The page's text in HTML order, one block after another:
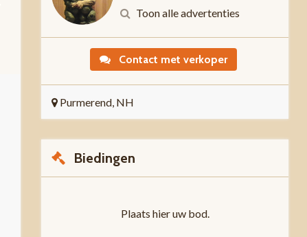
Toon alle advertenties
Contact met verkoper
Purmerend, NH
Biedingen
Plaats hier uw bod.